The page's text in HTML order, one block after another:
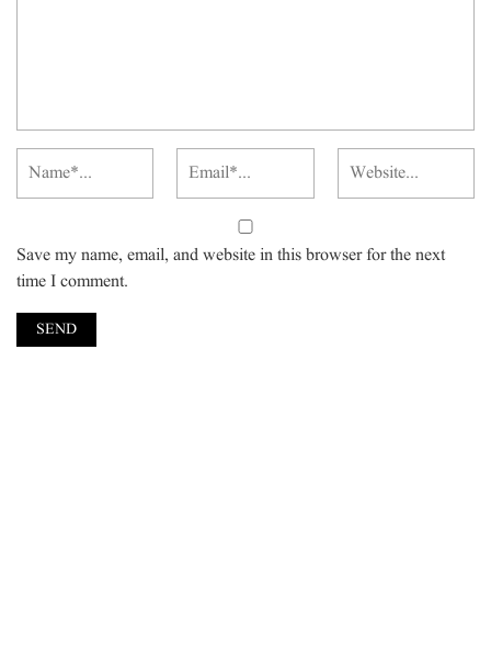
Save my name, email, and website in this browser for the next
time I comment.